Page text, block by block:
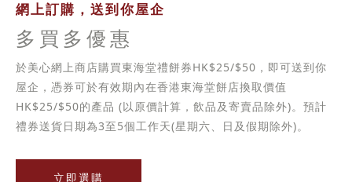
網上訂購，送到你屋企
多買多優惠
於美心網上商店購買東海堂禮餅券HK$25/$50，即可送到你
屋企，憑券可於有效期內在香港東海堂餅店換取價值
HK$25/$50的產品 (以原價計算，飲品及寄賣品除外)。預計
禮券送貨日期為3至5個工作天(星期六、日及假期除外)。
立即選購